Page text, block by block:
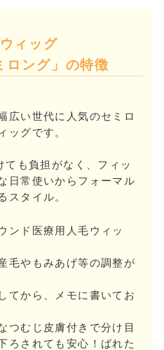
ィッグ
ロング」の特徴
広い世代に人気のセミロ
ッグです。
ても負担がなく、フィッ
日常使いからフォーマル
スタイル。
ンド医療用人毛ウィッ
毛やもみあげ等の調整が
てから、メモに書いてお
つむじ皮膚付きで分け目
ろされても安心！ばれた